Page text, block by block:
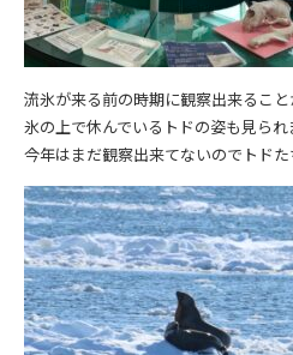
流氷が来る前の時期に観察出来るこ
氷の上で休んでいるトドの姿も見られ
今年はまだ観察出来てないのでトド